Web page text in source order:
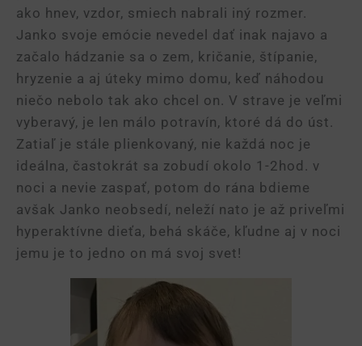
ako hnev, vzdor, smiech nabrali iný rozmer.
Janko svoje emócie nevedel dať inak najavo a
začalo hádzanie sa o zem, kričanie, štípanie,
hryzenie a aj úteky mimo domu, keď náhodou
niečo nebolo tak ako chcel on. V strave je veľmi
vyberavý, je len málo potravín, ktoré dá do úst.
Zatiaľ je stále plienkovaný, nie každá noc je
ideálna, častokrát sa zobudí okolo 1-2hod. v
noci a nevie zaspať, potom do rána bdieme
avšak Janko neobsedí, neleží nato je až priveľmi
hyperaktívne dieťa, behá skáče, kľudne aj v noci
jemu je to jedno on má svoj svet!